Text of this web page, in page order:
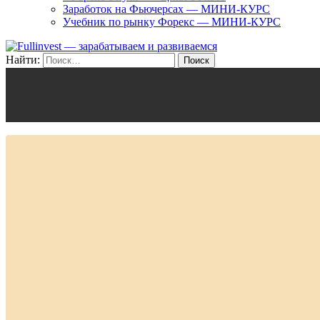
Заработок на Фьючерсах — МИНИ-КУРС
Учебник по рынку Форекс — МИНИ-КУРС
Найти: